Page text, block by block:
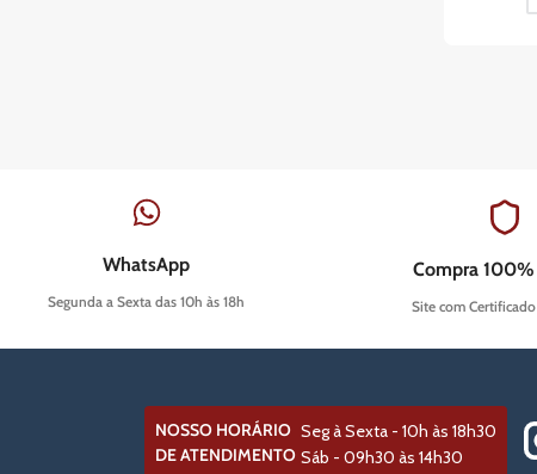
WhatsApp
Segunda a Sexta das 10h às 18h
Compra 100%
Site com Certificado
NOSSO HORÁRIO
DE ATENDIMENTO
Seg à Sexta - 10h às 18h30
Sáb - 09h30 às 14h30